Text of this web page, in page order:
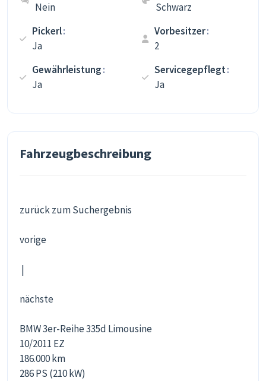
Nein
Schwarz
Pickerl
Ja
Vorbesitzer
2
Gewährleistung
Ja
Servicegepflegt
Ja
Fahrzeugbeschreibung
zurück zum Suchergebnis
vorige
|
nächste
BMW 3er-Reihe 335d Limousine
10/2011 EZ
186.000 km
286 PS (210 kW)